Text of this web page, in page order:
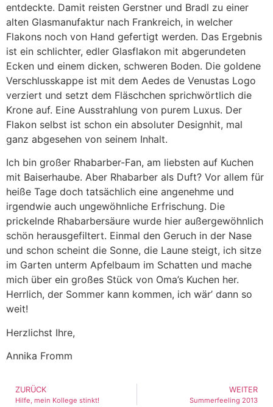
entdeckte. Damit reisten Gerstner und Bradl zu einer
alten Glasmanufaktur nach Frankreich, in welcher
Flakons noch von Hand gefertigt werden. Das Ergebnis
ist ein schlichter, edler Glasflakon mit abgerundeten
Ecken und einem dicken, schweren Boden. Die goldene
Verschlusskappe ist mit dem Aedes de Venustas Logo
verziert und setzt dem Fläschchen sprichwörtlich die
Krone auf. Eine Ausstrahlung von purem Luxus. Der
Flakon selbst ist schon ein absoluter Designhit, mal
ganz abgesehen von seinem Inhalt.
Ich bin großer Rhabarber-Fan, am liebsten auf Kuchen
mit Baiserhaube. Aber Rhabarber als Duft? Vor allem für
heiße Tage doch tatsächlich eine angenehme und
irgendwie auch ungewöhnliche Erfrischung. Die
prickelnde Rhabarbersäure wurde hier außergewöhnlich
schön herausgefiltert. Einmal den Geruch in der Nase
und schon scheint die Sonne, die Laune steigt, ich sitze
im Garten unterm Apfelbaum im Schatten und mache
mich über ein großes Stück von Oma’s Kuchen her.
Herrlich, der Sommer kann kommen, ich wär’ dann so
weit!
Herzlichst Ihre,
Annika Fromm
ZURÜCK
Hilfe, mein Kollege stinkt!
WEITER
Summerfeeling 2013